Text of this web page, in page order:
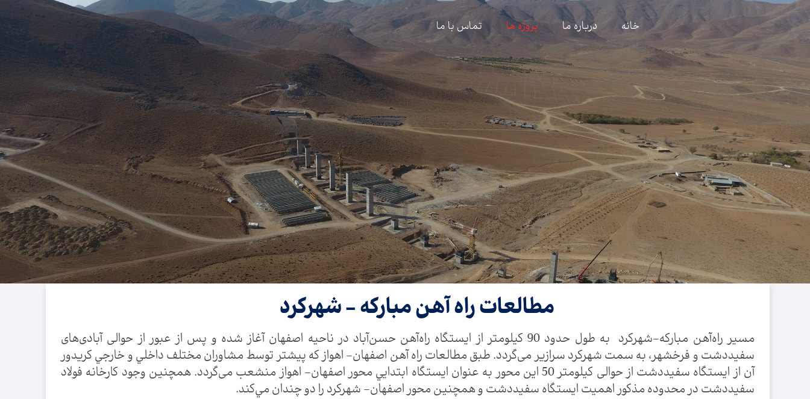
خانه درباره ما پروژه ها تماس با ما
مطالعات راه آهن مبارکه - شهرکرد
مسير راه‌آهن مبارکه-شهرکرد به طول حدود 90 كيلومتر از ايستگاه راه‌آهن حسن‌آباد در ناحیه اصفهان آغاز شده و پس از عبور از حوالی آبادی‌های
سفيددشت و فرخشهر، به سمت شهركرد سرازیر می‌گردد. طبق مطالعات راه آهن اصفهان- اهواز كه پيشتر توسط مشاوران مختلف داخلي و خارجي کریدور
آن از ايستگاه سفيددشت از حوالی کیلومتر 50 این محور به عنوان ايستگاه ابتدايي محور اصفهان- اهواز منشعب می‌گردد. همچنین وجود کارخانه فولاد
سفیددشت در محدوده مذکور اهميت ايستگاه سفيددشت و همچنين محور اصفهان- شهركرد را دو چندان مي‌كند.